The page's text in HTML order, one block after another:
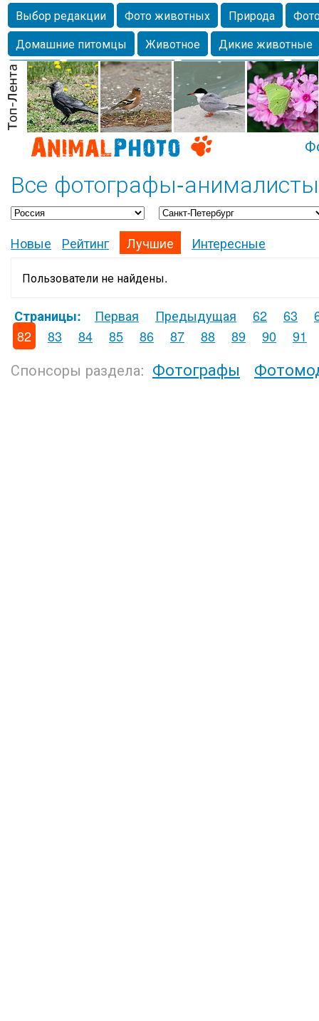
Выбор редакции Фото животных Природа
Домашние питомцы
Животное
Дикие животные
Собаки
Alexanderandronik Млекопитающие
Морда
Собачка Осень Портрет
Домашние
Насекомое
Коты Lebert Дикие птицы Утка
Все фотографы-
Новые Рейтинг Лучшие Интересные
Пользователи не найдены.
Страницы: Первая Предыдущая 62 63
82
83 84 85 86 87 88 89 90 91
Спонсоры раздела: Фотографы